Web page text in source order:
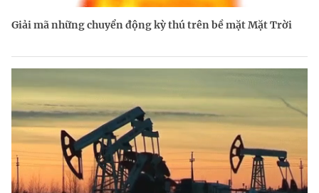
Giải mã những chuyển động kỳ thú trên bề mặt Mặt Trời